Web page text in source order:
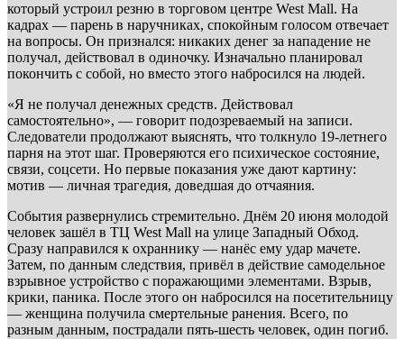
который устроил резню в торговом центре West Mall. На
кадрах — парень в наручниках, спокойным голосом отвечает
на вопросы. Он признался: никаких денег за нападение не
получал, действовал в одиночку. Изначально планировал
покончить с собой, но вместо этого набросился на людей.
«Я не получал денежных средств. Действовал
самостоятельно», — говорит подозреваемый на записи.
Следователи продолжают выяснять, что толкнуло 19-летнего
парня на этот шаг. Проверяются его психическое состояние,
связи, соцсети. Но первые показания уже дают картину:
мотив — личная трагедия, доведшая до отчаяния.
События развернулись стремительно. Днём 20 июня молодой
человек зашёл в ТЦ West Mall на улице Западный Обход.
Сразу направился к охраннику — нанёс ему удар мачете.
Затем, по данным следствия, привёл в действие самодельное
взрывное устройство с поражающими элементами. Взрыв,
крики, паника. После этого он набросился на посетительницу
— женщина получила смертельные ранения. Всего, по
разным данным, пострадали пять-шесть человек, один погиб.